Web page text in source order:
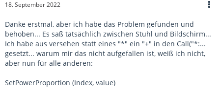
18. September 2022
Danke erstmal, aber ich habe das Problem gefunden und
behoben... Es saß tatsächlich zwischen Stuhl und Bildschirm...
Ich habe aus versehen statt eines "*" ein "+" in den Call("*:...
gesetzt... warum mir das nicht aufgefallen ist, weiß ich nicht,
aber nun für alle anderen:
SetPowerProportion (Index, value)